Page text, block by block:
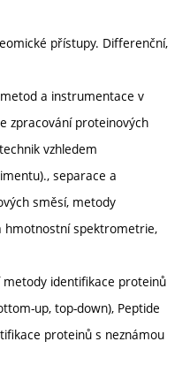
přístupy. Differenční,
a instrumentace v
zpracování proteinových
vzhledem
separace a
směsí, metody
hmotnostní spektrometrie,
metody identifikace proteinů
up, top-down), Peptide
proteinů s neznámou